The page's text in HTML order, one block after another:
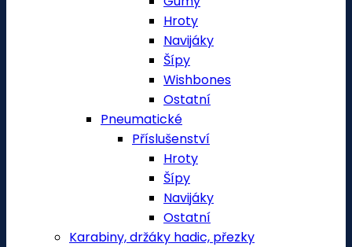
Hroty
Navijáky
Šípy
Wishbones
Ostatní
Pneumatické
Příslušenství
Hroty
Šípy
Navijáky
Ostatní
Karabiny, držáky hadic, přezky